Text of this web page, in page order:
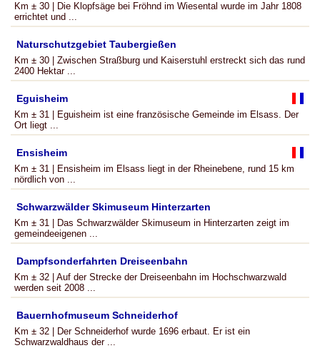
Km ± 30 | Die Klopfsäge bei Fröhnd im Wiesental wurde im Jahr 1808
errichtet und ...
Naturschutzgebiet Taubergießen
Km ± 30 | Zwischen Straßburg und Kaiserstuhl erstreckt sich das rund
2400 Hektar ...
Eguisheim
Km ± 31 | Eguisheim ist eine französische Gemeinde im Elsass. Der
Ort liegt ...
Ensisheim
Km ± 31 | Ensisheim im Elsass liegt in der Rheinebene, rund 15 km
nördlich von ...
Schwarzwälder Skimuseum Hinterzarten
Km ± 31 | Das Schwarzwälder Skimuseum in Hinterzarten zeigt im
gemeindeeigenen ...
Dampfsonderfahrten Dreiseenbahn
Km ± 32 | Auf der Strecke der Dreiseenbahn im Hochschwarzwald
werden seit 2008 ...
Bauernhofmuseum Schneiderhof
Km ± 32 | Der Schneiderhof wurde 1696 erbaut. Er ist ein
Schwarzwaldhaus der ...